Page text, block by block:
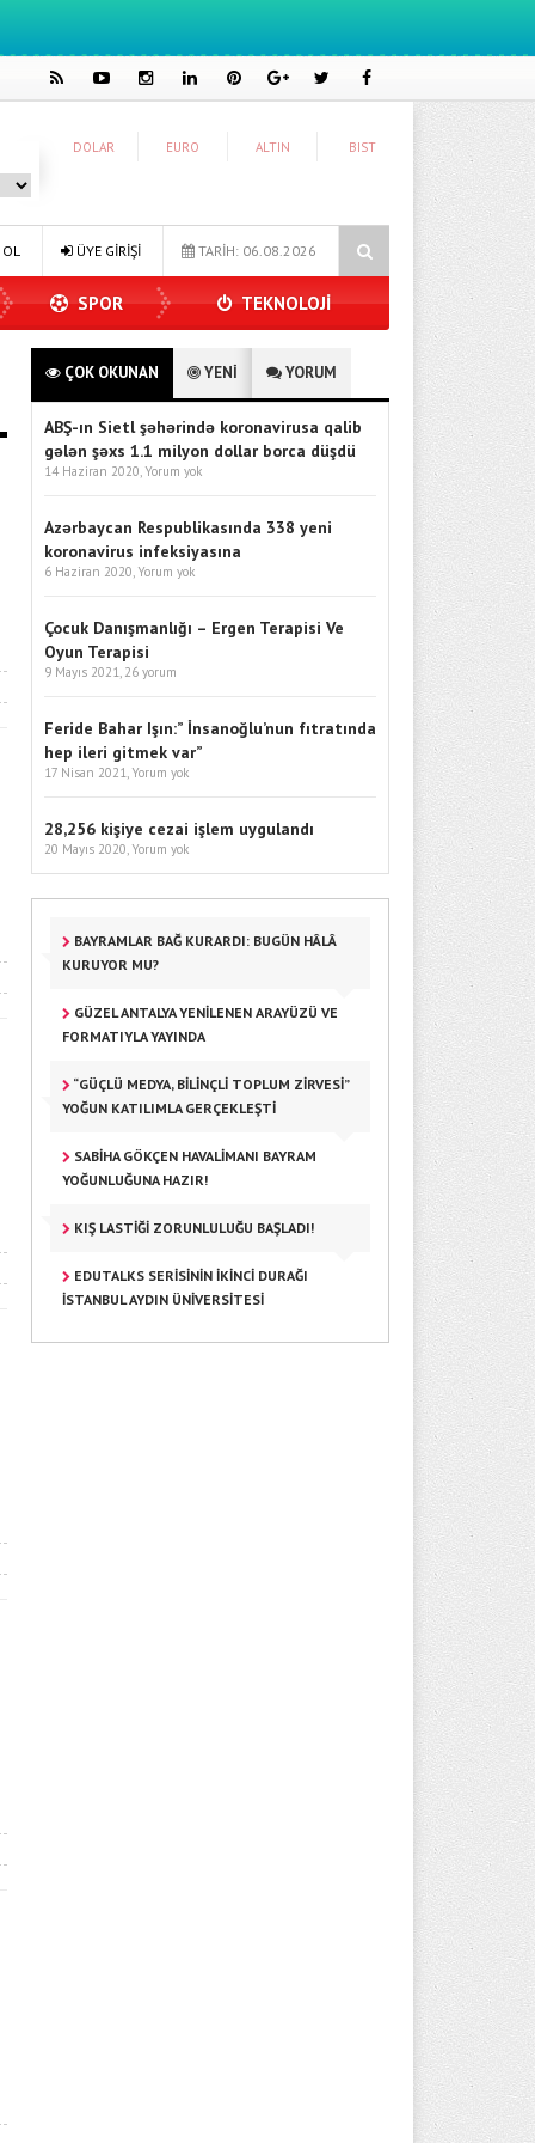
DOLAR EURO ALTIN BIST
Oldu Dijitalleşme Ebelik Hizmetlerini Dönüştürüyor
TARİH: 06.08.2026
ÜYE GİRİŞİ
SPOR TEKNOLOJİ
ÇOK OKUNAN YENİ YORUM
ABŞ-ın Sietl şəhərində koronavirusa qalib
gələn şəxs 1.1 milyon dollar borca düşdü
14 Haziran 2020, Yorum yok
Azərbaycan Respublikasında 338 yeni
koronavirus infeksiyasına
6 Haziran 2020, Yorum yok
Çocuk Danışmanlığı – Ergen Terapisi Ve
Oyun Terapisi
9 Mayıs 2021, 26 yorum
Feride Bahar Işın:” İnsanoğlu’nun fıtratında
hep ileri gitmek var”
17 Nisan 2021, Yorum yok
28,256 kişiye cezai işlem uygulandı
20 Mayıs 2020, Yorum yok
BAYRAMLAR BAĞ KURARDI: BUGÜN HÂLÂ
KURUYOR MU?
GÜZEL ANTALYA YENILENEN ARAYÜZÜ VE
FORMATIYLA YAYINDA
“GÜÇLÜ MEDYA, BILINÇLI TOPLUM ZIRVESI”
YOĞUN KATILIMLA GERÇEKLEŞTI
SABIHA GÖKÇEN HAVALIMANI BAYRAM
YOĞUNLUĞUNA HAZIR!
KIŞ LASTIĞI ZORUNLULUĞU BAŞLADI!
EDUTALKS SERISININ İKINCI DURAĞI
İSTANBUL AYDIN ÜNIVERSITESI